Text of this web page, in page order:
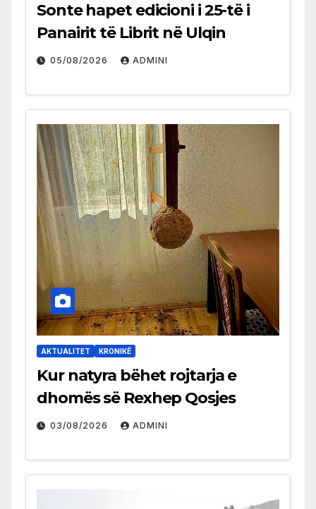
Sonte hapet edicioni i 25-të i
Panairit të Librit në Ulqin
05/08/2026 ADMINI
AKTUALITET KRONIKË
Kur natyra bëhet rojtarja e
dhomës së Rexhep Qosjes
03/08/2026 ADMINI